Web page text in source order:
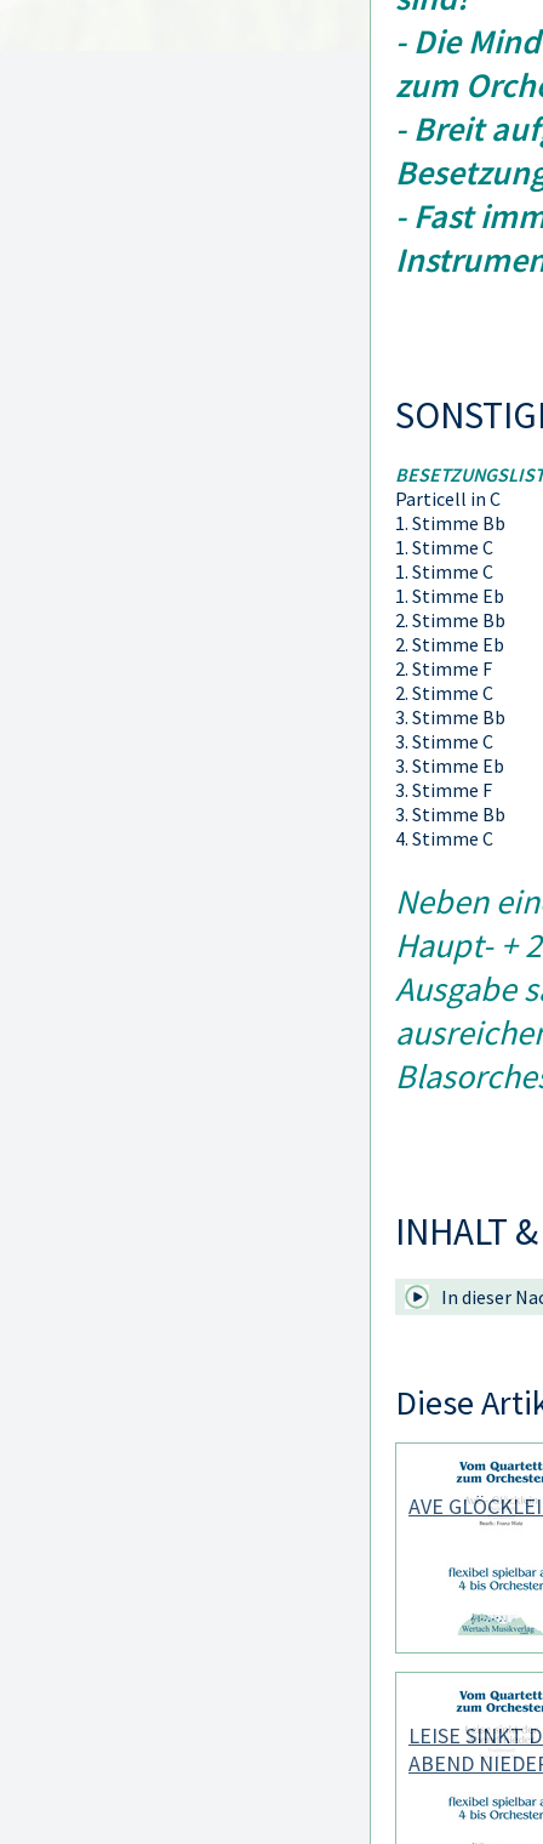
- Die
zum
- Breit
- Fast
Particell in C
1. Stimme Bb
1. Stimme C
1. Stimme C
1. Stimme Eb
2. Stimme Bb
2. Stimme Eb
2. Stimme F
2. Stimme C
3. Stimme Bb
3. Stimme C
3. Stimme Eb
3. Stimme F
3. Stimme Bb
4. Stimme C
Neben
Haupt- +
Ausgabe
INHALT
In dieser
Diese
AVE
LEISE SINKT
ABEND